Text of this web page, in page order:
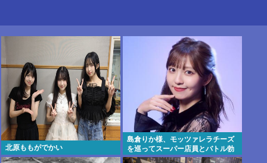
北原ももがでかい
島倉りか様、モッツァレラチーズ
を巡ってスーパー店員とバトル勃
発ｗｗｗ